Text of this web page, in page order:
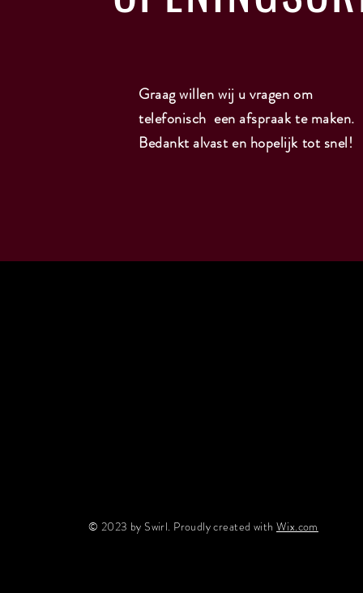
Graag willen wij u vragen om
telefonisch een afspraak te maken.
Bedankt alvast en hopelijk tot snel!
© 2023 by Swirl. Proudly created with Wix.com